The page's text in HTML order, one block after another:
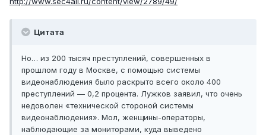
Цитата
Но… из 200 тысяч преступлений, совершенных в
прошлом году в Москве, с помощью системы
видеонаблюдения было раскрыто всего около 400
преступлений — 0,2 процента. Лужков заявил, что очень
недоволен «технической стороной системы
видеонаблюдения». Мол, женщины-операторы,
наблюдающие за мониторами, куда выведено